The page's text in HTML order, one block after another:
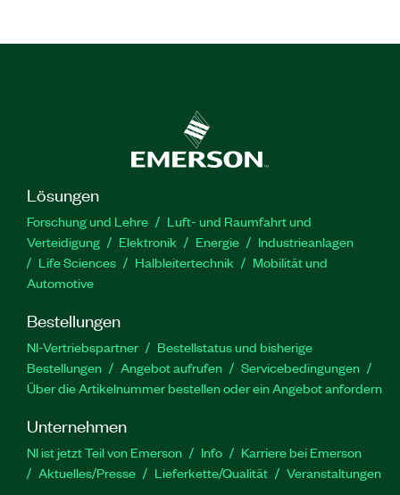
Lösungen
Forschung und Lehre
Luft- und Raumfahrt und
Verteidigung
Elektronik Energie
Industrieanlagen
Life Sciences
Halbleitertechnik
Mobilität und
Automotive
Bestellungen
NI-Vertriebspartner
Bestellstatus und bisherige
Bestellungen
Angebot aufrufen
Servicebedingungen
Über die Artikelnummer bestellen oder ein Angebot anfordern
Unternehmen
NI ist jetzt Teil von Emerson Info
Karriere bei Emerson
Aktuelles/Presse
Lieferkette/Qualität Veranstaltungen